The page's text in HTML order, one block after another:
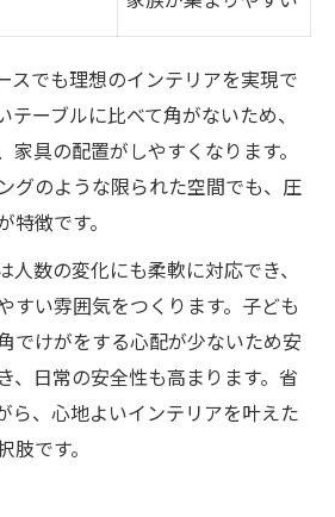
スでも理想のインテリアを実現で
テーブルに比べて角がないため、
家具の配置がしやすくなります。
グのような限られた空間でも、圧
徴です。
人数の変化にも柔軟に対応でき、
すい雰囲気をつくります。子ども
でけがをする心配が少ないため安
、日常の安全性も高まります。省
ら、心地よいインテリアを叶えた
です。